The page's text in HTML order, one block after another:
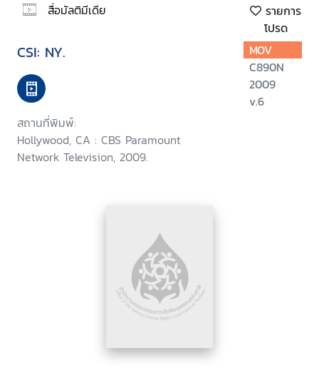
สื่อมัลติมีเดีย
รายการ
โปรด
CSI: NY.
สถานที่พิมพ์:
Hollywood, CA : CBS Paramount
Network Television, 2009.
MOV
C890N
2009
v.6